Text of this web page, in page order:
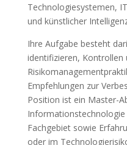
Technologiesystemen,
und künstlicher
Ihre Aufgabe besteht
identifizieren, Kontrollen
Empfehlungen zur
Position ist ein Master-
Fachgebiet sowie
oder im